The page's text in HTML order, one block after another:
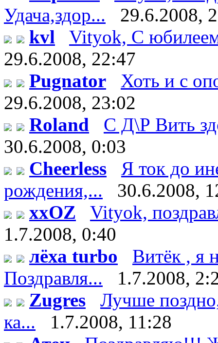
Удача,здор...
29.6.2008,
kvl
Vityok, С
29.6.2008, 22:47
Pugnator
Хоть и с
29.6.2008, 23:02
Roland
С Д\Р Вить
30.6.2008, 0:03
Cheerless
Я ток до
рождения,...
30.6.2008,
xxOZ
Vityok,
1.7.2008, 0:40
лёха turbo
Витёк , я
Поздравля...
1.7.2008,
Zugres
Лучше
ка...
1.7.2008, 11:28